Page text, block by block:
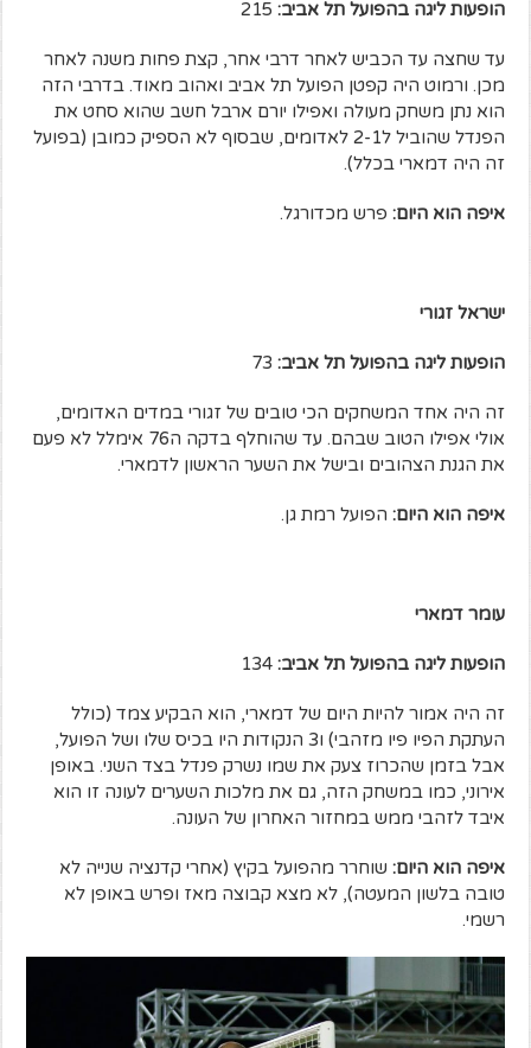
הופעות ליגה בהפועל תל אביב:
עד שחצה עד הכביש לאחר דרבי אחר, קצת פחות משנה לאחר
מכן. ורמוט היה קפטן הפועל תל אביב ואהוב מאוד. בדרבי הזה
הוא נתן משחק מעולה ואפילו יורם ארבל חשב שהוא סחט את
הפנדל שהוביל ל2-1 לאדומים, שבסוף לא הספיק כמובן (בפועל
זה היה דמארי בכלל).
איפה הוא היום: פרש מכדורגל.
ישראל זגורי
הופעות ליגה בהפועל תל אביב:
זה היה אחד המשחקים הכי טובים של זגורי במדים האדומים,
אולי אפילו הטוב שבהם. עד שהוחלף בדקה ה76 אימלל לא פעם
את הגנת הצהובים ובישל את השער הראשון לדמארי.
איפה הוא היום: הפועל רמת גן.
עומר דמארי
הופעות ליגה בהפועל תל אביב: 134
זה היה אמור להיות היום של דמארי, הוא הבקיע צמד (כולל
העתקת הפיו פיו מזהבי) ו3 הנקודות היו בכיס שלו ושל הפועל,
אבל בזמן שהכרוז צעק את שמו נשרק פנדל בצד השני. באופן
אירוני, כמו במשחק הזה, גם את מלכות השערים לעונה זו הוא
איבד לזהבי ממש במחזור האחרון של העונה.
איפה הוא היום: שוחרר מהפועל בקיץ (אחרי קדנציה שנייה לא
טובה בלשון המעטה), לא מצא קבוצה מאז ופרש באופן לא
רשמי.